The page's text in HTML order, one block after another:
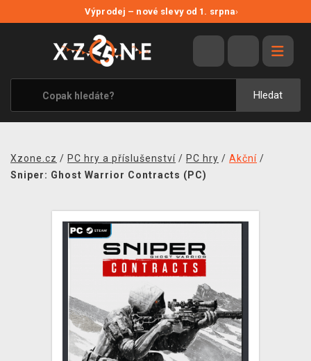
Výprodej – nové slevy od 1. srpna›
Hledat
VÝPRODEJ
VIDEOHRY
XZONE ORIGINALS
TÉMATIKY
MERCHANDISE
PRODEJNY
DOPRAVA
Xzone.cz / PC hry a příslušenství / PC hry / Akční /
Sniper: Ghost Warrior Contracts (PC)